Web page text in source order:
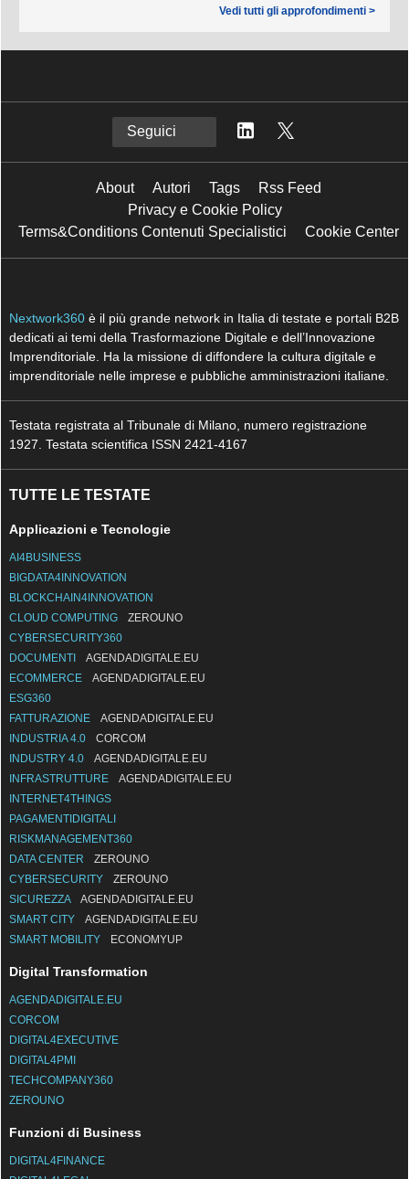
Seguici
About Autori Tags
Rss Feed
Privacy e Cookie Policy
Nextwork360è il più grande network in Italia di testate e portali B2B
dedicati ai temi della Trasformazione Digitale e dell’Innovazione
Imprenditoriale. Ha la missione di diffondere la cultura digitale e
Testata registrata al Tribunale di Milano, numero registrazione
AI4BUSINESS
BIGDATA4INNOVATION
BLOCKCHAIN4INNOVATION
CLOUD COMPUTING
CYBERSECURITY360
DOCUMENTI
AGENDADIGITALE.EU
ECOMMERCE
ESG360
FATTURAZIONE
AGENDADIGITALE.EU
INDUSTRIA 4.0
CORCOM
INDUSTRY 4.0 AGENDADIGITALE.EU
INFRASTRUTTURE
INTERNET4THINGS
PAGAMENTIDIGITALI
RISKMANAGEMENT360
DATA CENTER ZEROUNO
CYBERSECURITY ZEROUNO
SICUREZZA
AGENDADIGITALE.EU
SMART CITY
AGENDADIGITALE.EU
AGENDADIGITALE.EU
CORCOM
DIGITAL4EXECUTIVE
DIGITAL4PMI
TECHCOMPANY360